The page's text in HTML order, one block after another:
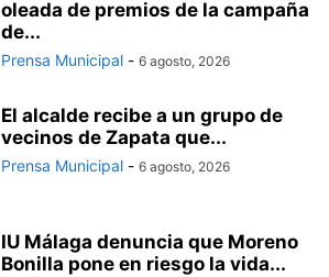
oleada de premios de la campaña
de...
Prensa Municipal - 6 agosto, 2026
El alcalde recibe a un grupo de
vecinos de Zapata que...
Prensa Municipal - 6 agosto, 2026
IU Málaga denuncia que Moreno
Bonilla pone en riesgo la vida...